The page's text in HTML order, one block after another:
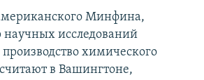
Минфина,
исследований
химического
в Вашингтоне,